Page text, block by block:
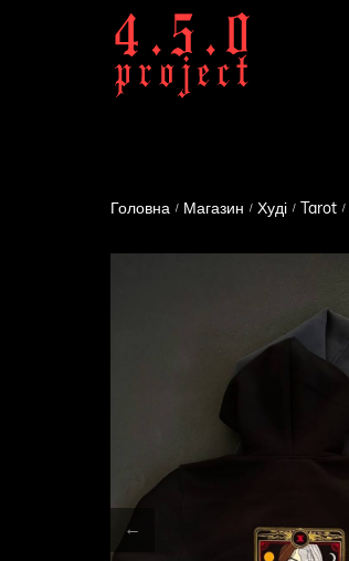
Головна / Магазин / Худі / Tarot /